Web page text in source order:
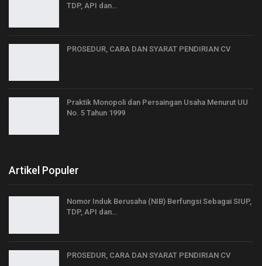
TDP, API dan…
PROSEDUR, CARA DAN SYARAT PENDIRIAN CV
Praktik Monopoli dan Persaingan Usaha Menurut UU
No. 5 Tahun 1999
Artikel Populer
Nomor Induk Berusaha (NIB) Berfungsi Sebagai SIUP,
TDP, API dan…
PROSEDUR, CARA DAN SYARAT PENDIRIAN CV